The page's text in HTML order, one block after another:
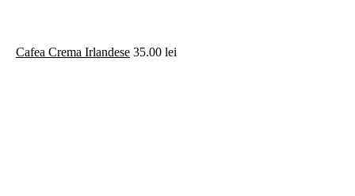
Cafea Crema Irlandese 35.00 lei